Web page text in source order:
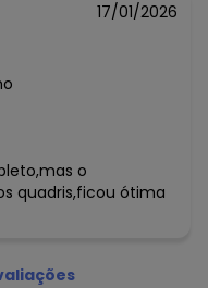
17/01/2026
o
quadris,ficou ótima